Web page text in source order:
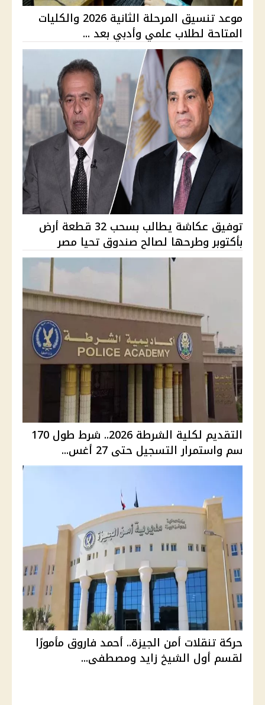
موعد تنسيق المرحلة الثانية 2026 والكليات
المتاحة لطلاب علمي وأدبي بعد ...
توفيق عكاشة يطالب بسحب 32 قطعة أرض
بأكتوبر وطرحها لصالح صندوق تحيا مصر
التقديم لكلية الشرطة 2026.. شرط طول 170
سم واستمرار التسجيل حتى 27 أغس...
حركة تنقلات أمن الجيزة.. أحمد فاروق مأمورًا
لقسم أول الشيخ زايد ومصطفى...